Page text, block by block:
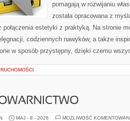
pomagają w rozwijaniu
została opracowana z
połączenia estetyki z praktyką. Na stronie
codziennych nawyków, a także
w sposób przystępny, dzięki czemu
MAJ - 8 - 2026 MOŻLIWOŚĆ